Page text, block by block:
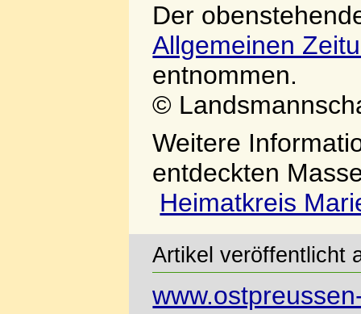
Der
Allgemeinen
entnommen.
©
Weitere
entdeckten
Heimatkreis
Artikel veröffentlicht